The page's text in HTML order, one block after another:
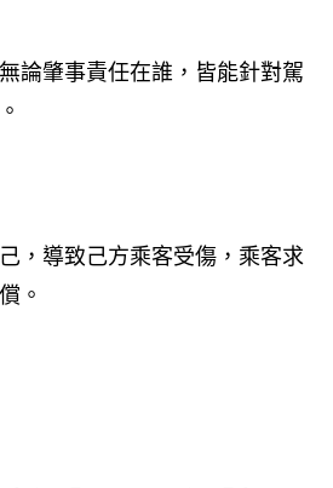
論肇事責任在誰，皆能針對駕
，導致己方乘客受傷，乘客求
。